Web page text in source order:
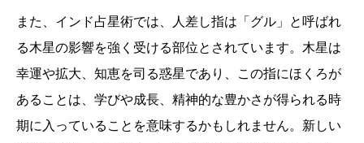
また、インド占星術では、人差し指は「グル」と呼ばれ
る木星の影響を強く受ける部位とされています。木星は
幸運や拡大、知恵を司る惑星であり、この指にほくろが
あることは、学びや成長、精神的な豊かさが得られる時
期に入っていることを意味するかもしれません。新しい